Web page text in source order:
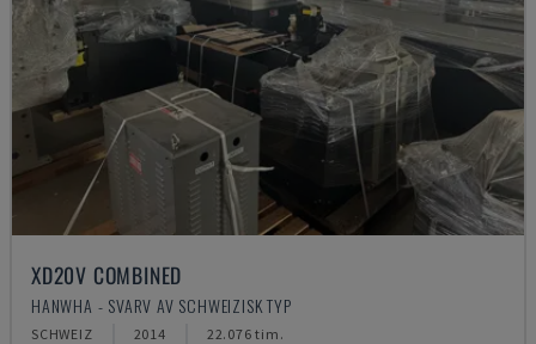
XD20V COMBINED
HANWHA - SVARV AV SCHWEIZISK TYP
SCHWEIZ 2014 22.076 tim.